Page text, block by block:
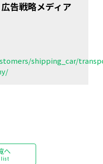
告戦略メディア
shipping_car/
へ
list